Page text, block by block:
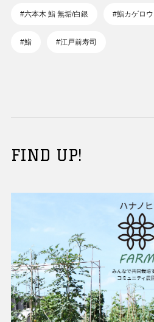
#六本木 鮨 無垢/白銀 #鮨カゲロ
#鮨 #江戸前寿司
FIND UP!